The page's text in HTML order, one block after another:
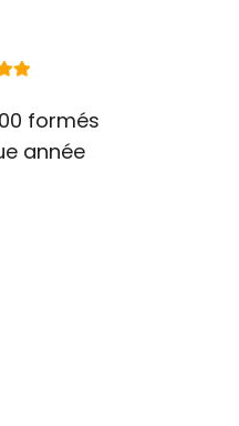
formés
année